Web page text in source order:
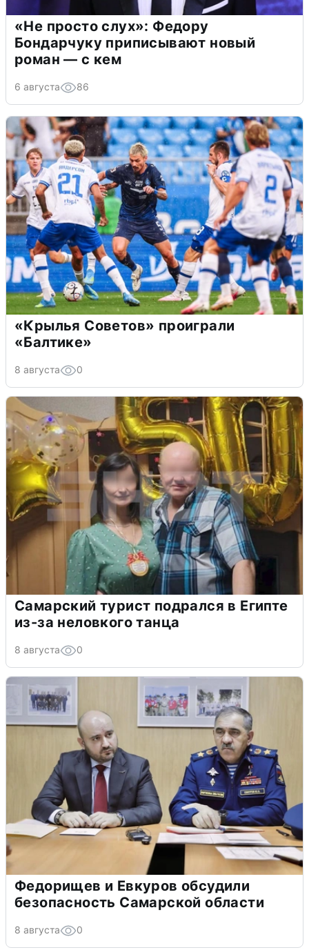
«Не просто слух»: Федору
Бондарчуку приписывают новый
роман — с кем
6 августа 86
«Крылья Советов» проиграли
«Балтике»
8 августа 0
Самарский турист подрался в Египте
из-за неловкого танца
8 августа 0
Федорищев и Евкуров обсудили
безопасность Самарской области
8 августа 0